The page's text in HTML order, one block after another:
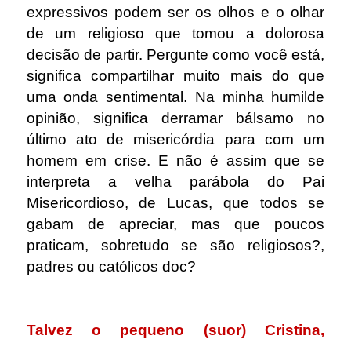
expressivos podem ser os olhos e o olhar
de um religioso que tomou a dolorosa
decisão de partir. Pergunte como você está,
significa compartilhar muito mais do que
uma onda sentimental. Na minha humilde
opinião, significa derramar bálsamo no
último ato de misericórdia para com um
homem em crise. E não é assim que se
interpreta a velha parábola do Pai
Misericordioso, de Lucas, que todos se
gabam de apreciar, mas que poucos
praticam, sobretudo se são religiosos?,
padres ou católicos doc?
Talvez o pequeno (suor) Cristina,